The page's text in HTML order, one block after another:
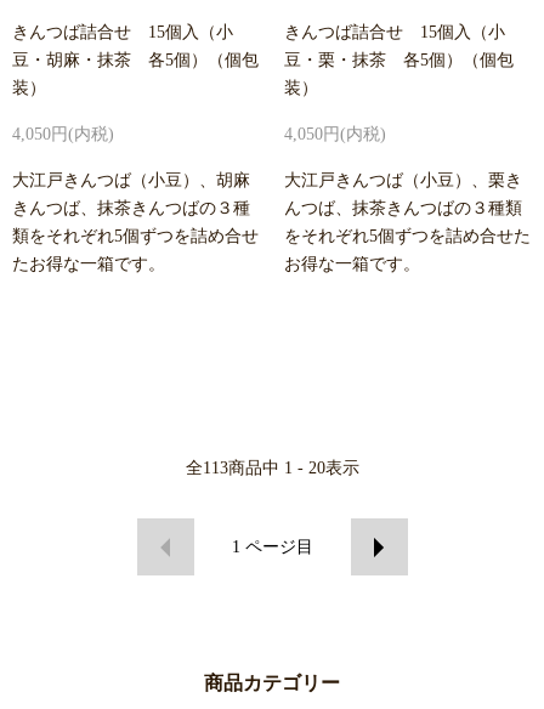
きんつば詰合せ 15個入（小
豆・胡麻・抹茶 各5個）（個包
装）
4,050円(内税)
大江戸きんつば（小豆）、胡麻
きんつば、抹茶きんつばの３種
類をそれぞれ5個ずつを詰め合せ
たお得な一箱です。
きんつば詰合せ 15個入（小
豆・栗・抹茶 各5個）（個包
装）
4,050円(内税)
大江戸きんつば（小豆）、栗き
んつば、抹茶きんつばの３種類
をそれぞれ5個ずつを詰め合せた
お得な一箱です。
全113商品中 1 - 20表示
1 ページ目
商品カテゴリー